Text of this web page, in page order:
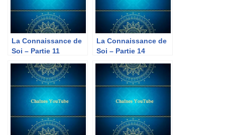
La Connaissance de
Soi – Partie 11
La Connaissance de
Soi – Partie 14